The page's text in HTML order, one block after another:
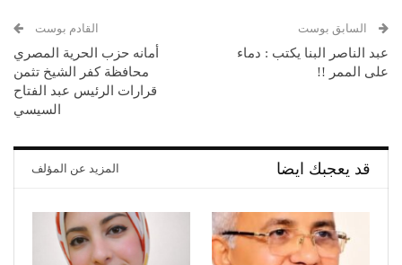
السابق بوست
عبد الناصر البنا يكتب : دماء
على الممر !!
القادم بوست
أمانه حزب الحرية المصري
محافظة كفر الشيخ تثمن
قرارات الرئيس عبد الفتاح
السيسي
قد يعجبك ايضا المزيد عن المؤلف